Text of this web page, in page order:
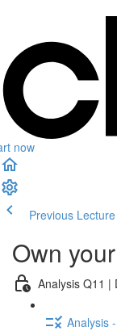
now
Previous Lecture
Own
Analysis Q11 |
Analysis